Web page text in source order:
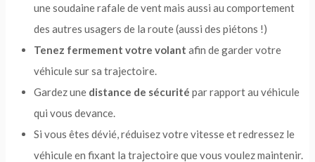
une soudaine rafale de vent mais aussi au comportement
des autres usagers de la route (aussi des piétons !)
Tenez fermement votre volant afin de garder votre
véhicule sur sa trajectoire.
Gardez une distance de sécurité par rapport au véhicule
qui vous devance.
Si vous êtes dévié, réduisez votre vitesse et redressez le
véhicule en fixant la trajectoire que vous voulez maintenir.